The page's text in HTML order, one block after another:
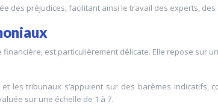
des préjudices, facilitant ainsi le travail des experts,
est particulièrement délicate. Elle repose sur
les tribunaux s’appuient sur des barèmes indicatifs,
sur une échelle de 1 à 7.